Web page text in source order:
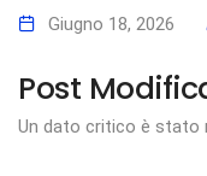
Giugno 18, 2026
Post
Un dato critico è stato